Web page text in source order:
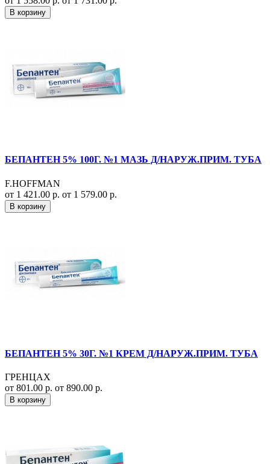
В корзину
БЕПАНТЕН 5% 100Г. №1 МАЗЬ Д/НАРУЖ.ПРИМ. ТУБА
F.HOFFMAN
от 1 421.00 р. от 1 579.00 р.
В корзину
БЕПАНТЕН 5% 30Г. №1 КРЕМ Д/НАРУЖ.ПРИМ. ТУБА
ГРЕНЦАХ
от 801.00 р. от 890.00 р.
В корзину